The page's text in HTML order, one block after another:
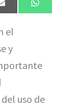
Compartir
en
E
m
i
Compartir
en
W
h
p
el
y
uso de